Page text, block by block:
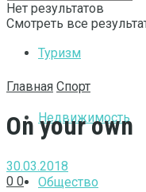
Туризм
Недвижимость
Общество
Нет результатов
Смотреть все
Главная Спорт
On your own
30.03.2018
0 0